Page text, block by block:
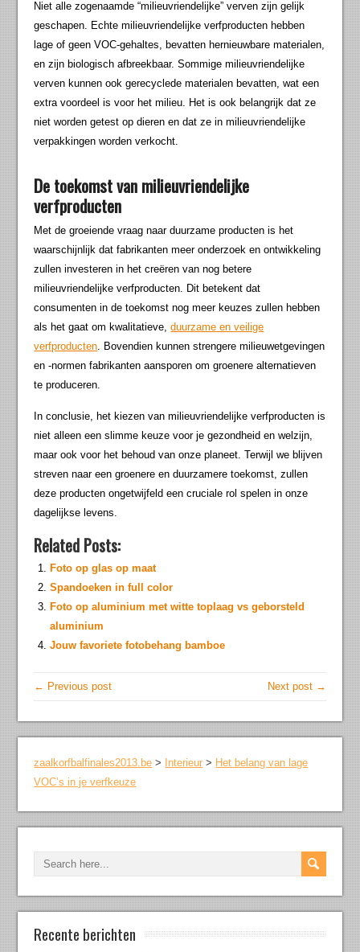
Niet alle zogenaamde “milieuvriendelijke” verven zijn gelijk
geschapen. Echte milieuvriendelijke verfproducten hebben
lage of geen VOC-gehaltes, bevatten hernieuwbare materialen,
en zijn biologisch afbreekbaar. Sommige milieuvriendelijke
verven kunnen ook gerecyclede materialen bevatten, wat een
extra voordeel is voor het milieu. Het is ook belangrijk dat ze
niet worden getest op dieren en dat ze in milieuvriendelijke
verpakkingen worden verkocht.
De toekomst van milieuvriendelijke
verfproducten
Met de groeiende vraag naar duurzame producten is het
waarschijnlijk dat fabrikanten meer onderzoek en ontwikkeling
zullen investeren in het creëren van nog betere
milieuvriendelijke verfproducten. Dit betekent dat
consumenten in de toekomst nog meer keuzes zullen hebben
als het gaat om kwalitatieve,duurzame en veilige
verfproducten . Bovendien kunnen strengere milieuwetgevingen
en -normen fabrikanten aansporen om groenere alternatieven
te produceren.
In conclusie, het kiezen van milieuvriendelijke verfproducten is
niet alleen een slimme keuze voor je gezondheid en welzijn,
maar ook voor het behoud van onze planeet. Terwijl we blijven
streven naar een groenere en duurzamere toekomst, zullen
deze producten ongetwijfeld een cruciale rol spelen in onze
dagelijkse levens.
Related Posts:
Foto op glas op maat
Spandoeken in full color
Foto op aluminium met witte toplaag vs geborsteld
aluminium
Jouw favoriete fotobehang bamboe
← Previous post Next post →
zaalkorfbalfinales2013.be > Interieur > Het belang van lage
VOC’s in je verfkeuze
Recente berichten